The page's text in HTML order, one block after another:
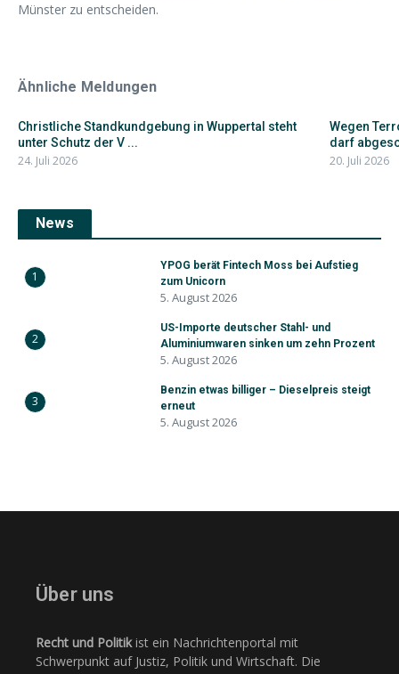
Münster zu entscheiden.
Ähnliche Meldungen
Christliche Standkundgebung in Wuppertal steht
unter Schutz der V ...
24. Juli 2026
Wegen
darf
20. Juli 2026
News
1
YPOG berät Fintech Moss bei Aufstieg
zum Unicorn
5. August 2026
2
US-Importe deutscher Stahl- und
Aluminiumwaren sinken um zehn Prozent
5. August 2026
3
Benzin etwas billiger – Dieselpreis steigt
erneut
5. August 2026
Über uns
Recht und Politikist ein Nachrichtenportal mit
Schwerpunkt auf Justiz, Politik und Wirtschaft. Die